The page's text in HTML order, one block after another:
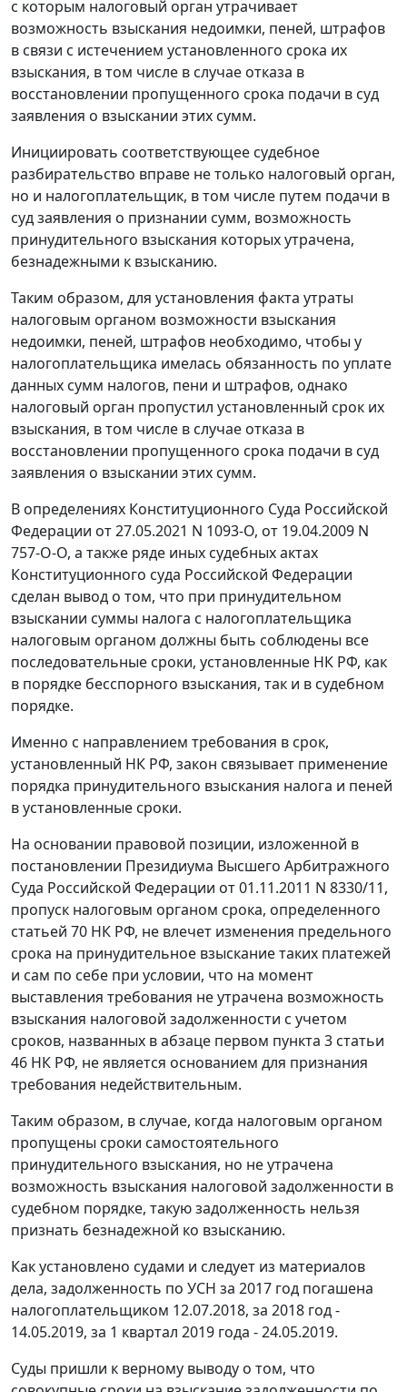
с которым налоговый орган утрачивает
возможность взыскания недоимки, пеней, штрафов
в связи с истечением установленного срока их
взыскания, в том числе в случае отказа в
восстановлении пропущенного срока подачи в суд
заявления о взыскании этих сумм.
Инициировать соответствующее судебное
разбирательство вправе не только налоговый орган,
но и налогоплательщик, в том числе путем подачи в
суд заявления о признании сумм, возможность
принудительного взыскания которых утрачена,
безнадежными к взысканию.
Таким образом, для установления факта утраты
налоговым органом возможности взыскания
недоимки, пеней, штрафов необходимо, чтобы у
налогоплательщика имелась обязанность по уплате
данных сумм налогов, пени и штрафов, однако
налоговый орган пропустил установленный срок их
взыскания, в том числе в случае отказа в
восстановлении пропущенного срока подачи в суд
заявления о взыскании этих сумм.
В определениях Конституционного Суда Российской
Федерации от 27.05.2021 N 1093-О, от 19.04.2009 N
757-О-О, а также ряде иных судебных актах
Конституционного суда Российской Федерации
сделан вывод о том, что при принудительном
взыскании суммы налога с налогоплательщика
налоговым органом должны быть соблюдены все
последовательные сроки, установленные НК РФ, как
в порядке бесспорного взыскания, так и в судебном
порядке.
Именно с направлением требования в срок,
установленный НК РФ, закон связывает применение
порядка принудительного взыскания налога и пеней
в установленные сроки.
На основании правовой позиции, изложенной в
постановлении Президиума Высшего Арбитражного
Суда Российской Федерации от 01.11.2011 N 8330/11,
пропуск налоговым органом срока, определенного
статьей 70 НК РФ, не влечет изменения предельного
срока на принудительное взыскание таких платежей
и сам по себе при условии, что на момент
выставления требования не утрачена возможность
взыскания налоговой задолженности с учетом
сроков, названных в абзаце первом пункта 3 статьи
46 НК РФ, не является основанием для признания
требования недействительным.
Таким образом, в случае, когда налоговым органом
пропущены сроки самостоятельного
принудительного взыскания, но не утрачена
возможность взыскания налоговой задолженности в
судебном порядке, такую задолженность нельзя
признать безнадежной ко взысканию.
Как установлено судами и следует из материалов
дела, задолженность по УСН за 2017 год погашена
налогоплательщиком 12.07.2018, за 2018 год -
14.05.2019, за 1 квартал 2019 года - 24.05.2019.
Суды пришли к верному выводу о том, что